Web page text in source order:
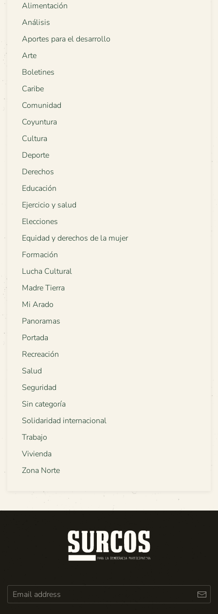
Alimentación
Análisis
Aportes para el desarrollo
Arte
Boletines
Caribe
Comunidad
Coyuntura
Cultura
Deporte
Derechos
Educación
Ejercicio y salud
Elecciones
Equidad y derechos de la mujer
Formación
Lucha Cultural
Madre Tierra
Mi Arado
Panoramas
Portada
Recreación
Salud
Seguridad
Sin categoría
Solidaridad internacional
Trabajo
Vivienda
Zona Norte